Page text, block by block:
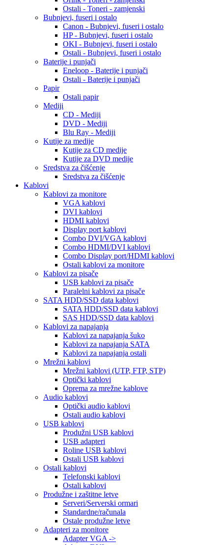
Ostali - Toneri - zamjenski
Bubnjevi, fuseri i ostalo
Canon - Bubnjevi, fuseri i ostalo
HP - Bubnjevi, fuseri i ostalo
OKI - Bubnjevi, fuseri i ostalo
Ostali - Bubnjevi, fuseri i ostalo
Baterije i punjači
Eneloop - Baterije i punjači
Ostali - Baterije i punjači
Papir
Ostali papir
Mediji
CD - Mediji
DVD - Mediji
Blu Ray - Mediji
Kutije za medije
Kutije za CD medije
Kutije za DVD medije
Sredstva za čišćenje
Sredstva za čišćenje
Kablovi
Kablovi za monitore
VGA kablovi
DVI kablovi
HDMI kablovi
Display port kablovi
Combo DVI/VGA kablovi
Combo HDMI/DVI kablovi
Combo Display port/HDMI kablovi
Ostali kablovi za monitore
Kablovi za pisače
USB kablovi za pisače
Paralelni kablovi za pisače
SATA HDD/SSD data kablovi
SATA HDD/SSD data kablovi
SAS HDD/SSD data kablovi
Kablovi za napajanja
Kablovi za napajanja šuko
Kablovi za napajanja SATA
Kablovi za napajanja ostali
Mrežni kablovi
Mrežni kablovi (UTP, FTP, STP)
Optički kablovi
Oprema za mrežne kablove
Audio kablovi
Optički audio kablovi
Ostali audio kablovi
USB kablovi
Produžni USB kablovi
USB adapteri
Roline USB kablovi
Ostali USB kablovi
Ostali kablovi
Telefonski kablovi
Ostali kablovi
Produžne i zaštitne letve
Serveri/Serverski ormari
Standardne/računala
Ostale produžne letve
Adapteri za monitore
Adapter VGA ->